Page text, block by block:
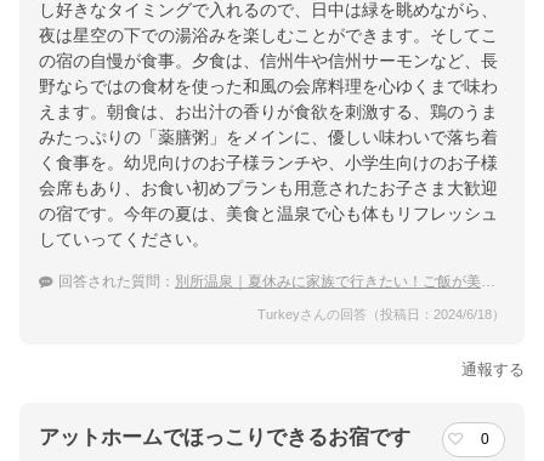
し好きなタイミングで入れるので、日中は緑を眺めながら、
夜は星空の下での湯浴みを楽しむことができます。そしてこ
の宿の自慢が食事。夕食は、信州牛や信州サーモンなど、長
野ならではの食材を使った和風の会席料理を心ゆくまで味わ
えます。朝食は、お出汁の香りが食欲を刺激する、鶏のうま
みたっぷりの「薬膳粥」をメインに、優しい味わいで落ち着
く食事を。幼児向けのお子様ランチや、小学生向けのお子様
会席もあり、お食い初めプランも用意されたお子さま大歓迎
の宿です。今年の夏は、美食と温泉で心も体もリフレッシュ
していってください。
回答された質問： 別所温泉｜夏休みに家族で行きたい！ご飯が美味しい宿のおすすめは？
Turkeyさんの回答（投稿日：2024/6/18）
通報する
アットホームでほっこりできるお宿です 0